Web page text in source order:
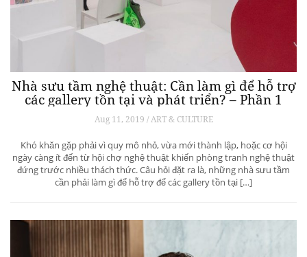
Nhà sưu tầm nghệ thuật: Cần làm gì để hỗ trợ
các gallery tồn tại và phát triển? – Phần 1
Aug 11, 2019 / ART & CULTURE
Khó khăn gặp phải vì quy mô nhỏ, vừa mới thành lập, hoặc cơ hội
ngày càng ít đến từ hội chợ nghệ thuật khiến phòng tranh nghệ thuật
đứng trước nhiều thách thức. Câu hỏi đặt ra là, những nhà sưu tầm
cần phải làm gì để hỗ trợ để các gallery tồn tại […]